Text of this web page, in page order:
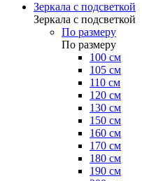
Зеркала с подсветкой
Зеркала с подсветкой
По размеру
По размеру
100 см
105 см
110 см
120 см
130 см
150 см
160 см
170 см
180 см
190 см